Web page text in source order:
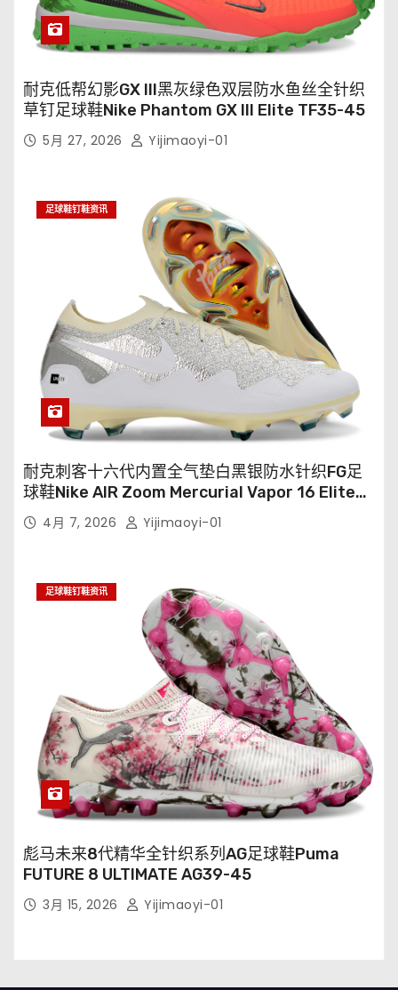
耐克低帮幻影GX III黑灰绿色双层防水鱼丝全针织
草钉足球鞋Nike Phantom GX III Elite TF35-45
5月 27, 2026 Yijimaoyi-01
足球鞋钉鞋资讯
耐克刺客十六代内置全气垫白黑银防水针织FG足
球鞋Nike AIR Zoom Mercurial Vapor 16 Elite
XXV FG35-45
4月 7, 2026 Yijimaoyi-01
足球鞋钉鞋资讯
彪马未来8代精华全针织系列AG足球鞋Puma
FUTURE 8 ULTIMATE AG39-45
3月 15, 2026 Yijimaoyi-01